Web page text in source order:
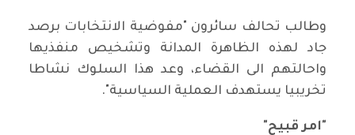
وطالب تحالف سائرون "مفوضية الانتخابات برصد
جاد لهذه الظاهرة المدانة وتشخيص منفذيها
واحالتهم الى القضاء، وعد هذا السلوك نشاطا
تخريبيا يستهدف العملية السياسية".
"امر قبيح"